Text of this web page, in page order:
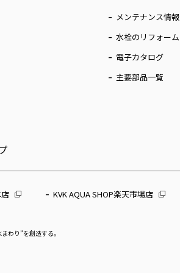
メンテナンス情報
水栓のリフォーム
電子カタログ
主要部品一覧
KVK AQUA SHOP楽天市場店
わり”を創造する。